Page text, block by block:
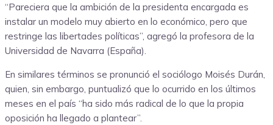
“Pareciera que la ambición de la presidenta encargada es
instalar un modelo muy abierto en lo económico, pero que
restringe las libertades políticas”, agregó la profesora de la
Universidad de Navarra (España).
En similares términos se pronunció el sociólogo Moisés Durán,
quien, sin embargo, puntualizó que lo ocurrido en los últimos
meses en el país “ha sido más radical de lo que la propia
oposición ha llegado a plantear”.